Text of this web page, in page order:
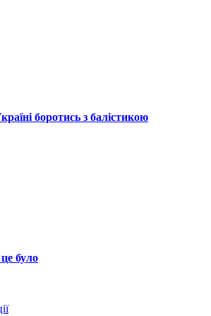
боротись з балістикою
було